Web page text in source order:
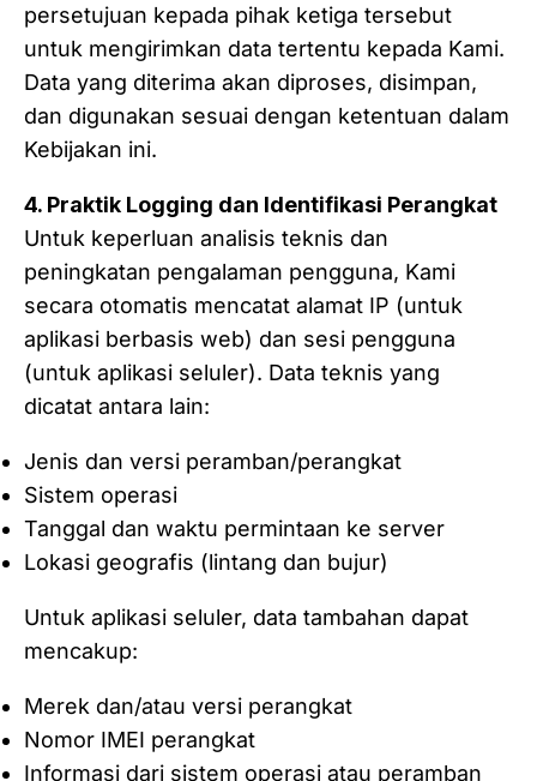
persetujuan kepada pihak ketiga tersebut
untuk mengirimkan data tertentu kepada Kami.
Data yang diterima akan diproses, disimpan,
dan digunakan sesuai dengan ketentuan dalam
Kebijakan ini.
4. Praktik Logging dan Identifikasi Perangkat
Untuk keperluan analisis teknis dan
peningkatan pengalaman pengguna, Kami
secara otomatis mencatat alamat IP (untuk
aplikasi berbasis web) dan sesi pengguna
(untuk aplikasi seluler). Data teknis yang
dicatat antara lain:
Jenis dan versi peramban/perangkat
Sistem operasi
Tanggal dan waktu permintaan ke server
Lokasi geografis (lintang dan bujur)
Untuk aplikasi seluler, data tambahan dapat
mencakup:
Merek dan/atau versi perangkat
Nomor IMEI perangkat
Informasi dari sistem operasi atau peramban